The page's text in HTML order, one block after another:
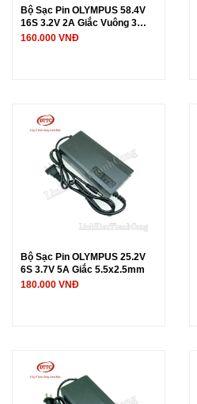
Bộ Sạc Pin OLYMPUS 58.4V
16S 3.2V 2A Giắc Vuông 3
Chấu
160.000 VNĐ
Bộ Sạc Pin OLYMPUS 25.2V
6S 3.7V 5A Giắc 5.5x2.5mm
180.000 VNĐ